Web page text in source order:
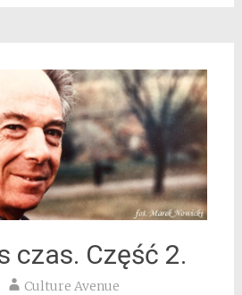
czas. Część 2.
Culture Avenue